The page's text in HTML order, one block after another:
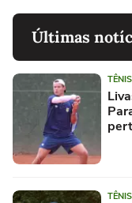
Últimas
TÊNIS
TÊNIS